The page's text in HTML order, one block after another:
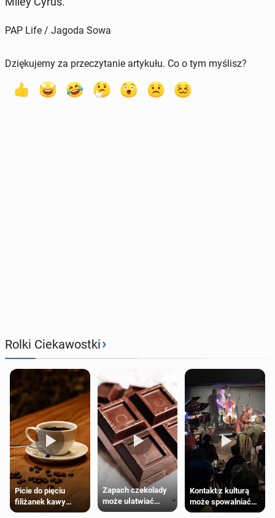
PAP Life / Jagoda Sowa
Dziękujemy za przeczytanie artykułu. Co o tym myślisz?
Rolki Ciekawostki›
Picie do pięciu
filiżanek kawy
dziennie jest
Zapach czekolady
może ułatwiać
trening siłowy
Kontakt z kulturą
może spowalniać
starzenie